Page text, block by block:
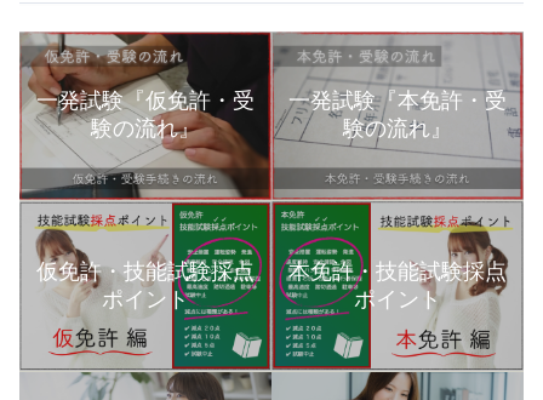
一発試験『仮免許・受
験の流れ』
一発試験『本免許・受
験の流れ』
仮免許・技能試験採点
ポイント
本免許・技能試験採点
ポイント